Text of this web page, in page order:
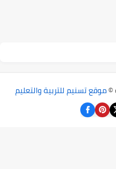
موقع تسنيم للتربية والتعليم